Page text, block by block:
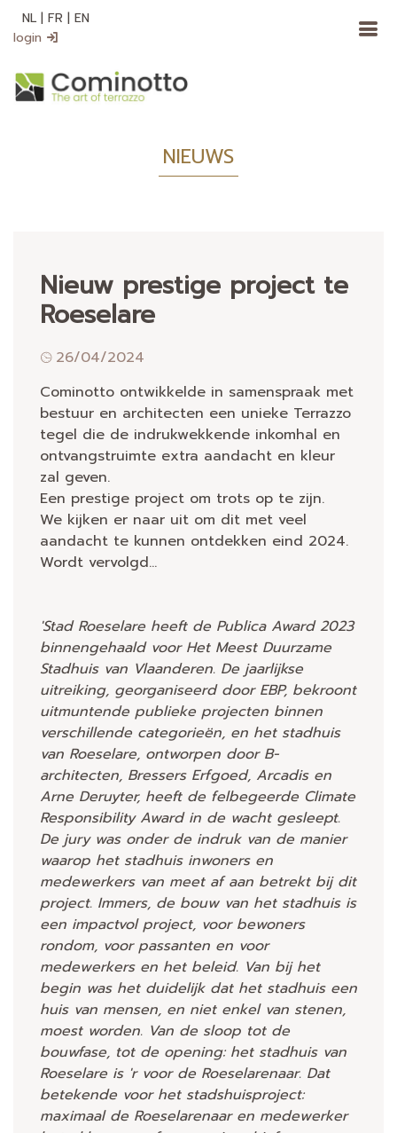
NL | FR | EN
login
NIEUWS
Nieuw prestige project te
Roeselare
26/04/2024
Cominotto ontwikkelde in samenspraak met
bestuur en architecten een unieke Terrazzo
tegel die de indrukwekkende inkomhal en
ontvangstruimte extra aandacht en kleur
zal geven.
Een prestige project om trots op te zijn.
We kijken er naar uit om dit met veel
aandacht te kunnen ontdekken eind 2024.
Wordt vervolgd...
'Stad Roeselare heeft de Publica Award 2023
binnengehaald voor Het Meest Duurzame
Stadhuis van Vlaanderen. De jaarlijkse
uitreiking, georganiseerd door EBP, bekroont
uitmuntende publieke projecten binnen
verschillende categorieën, en het stadhuis
van Roeselare, ontworpen door B-
architecten, Bressers Erfgoed, Arcadis en
Arne Deruyter, heeft de felbegeerde Climate
Responsibility Award in de wacht gesleept.
De jury was onder de indruk van de manier
waarop het stadhuis inwoners en
medewerkers van meet af aan betrekt bij dit
project. Immers, de bouw van het stadhuis is
een impactvol project, voor bewoners
rondom, voor passanten en voor
medewerkers en het beleid. Van bij het
begin was het duidelijk dat het stadhuis een
huis van mensen, en niet enkel van stenen,
moest worden. Van de sloop tot de
bouwfase, tot de opening: het stadhuis van
Roeselare is 'r voor de Roeselarenaar. Dat
betekende voor het stadshuisproject:
maximaal de Roeselarenaar en medewerker